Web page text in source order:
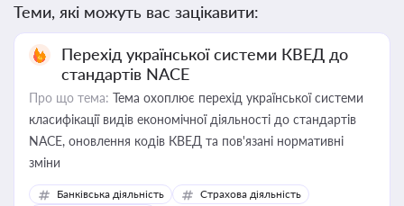
Теми, які можуть вас зацікавити:
Перехід української системи КВЕД до
стандартів NACE
Про що тема: Тема охоплює перехід української системи
класифікації видів економічної діяльності до стандартів
NACE, оновлення кодів КВЕД та пов'язані нормативні
зміни
Банківська діяльність
Страхова діяльність